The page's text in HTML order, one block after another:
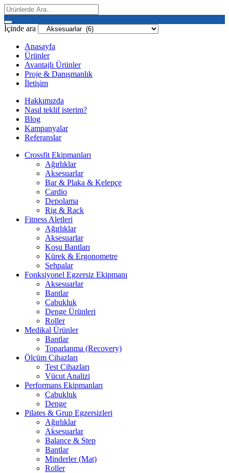
İçinde ara
Anasayfa
Ürünler
Avantajlı Ürünler
Proje & Danışmanlık
İletişim
Hakkımızda
Nasıl teklif isterim?
Blog
Kampanyalar
Referanslar
Crossfit Ekipmanları
Ağırlıklar
Aksesuarlar
Bar & Plaka & Kelepçe
Cardio
Depolama
Rig & Rack
Fitness Aletleri
Ağırlıklar
Aksesuarlar
Koşu Bantları
Kürek & Ergonometre
Sehpalar
Fonksiyonel Egzersiz Ekipmanı
Aksesuarlar
Bantlar
Çabukluk
Denge Ürünleri
Roller
Medikal Ürünler
Bantlar
Toparlanma (Recovery)
Ölçüm Cihazları
Test Cihazları
Vücut Analizi
Performans Ekipmanları
Çabukluk
Denge
Pilates & Grup Egzersizleri
Ağırlıklar
Aksesuarlar
Balance & Step
Bantlar
Minderler (Mat)
Roller